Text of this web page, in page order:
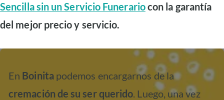
Sencilla sin un Servicio Funerariocon la garantía
del mejor precio y servicio.
En Boinita podemos encargarnos de la
cremación de su ser querido. Luego, una vez